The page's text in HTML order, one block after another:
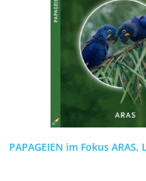
PAPAGEIEN im Fokus ARAS,